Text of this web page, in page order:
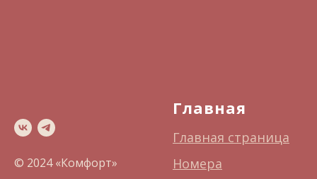
© 2024 «Комфорт»
Главная
Главная страница
Номера